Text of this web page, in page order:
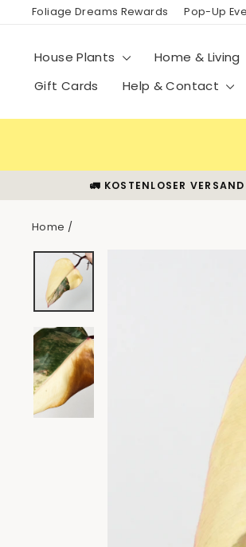
Foliage Dreams Rewards Pop-Up
House Plants Home & Living
Gift Cards
Help & Contact
🚛 KOSTENLOSER
Home /